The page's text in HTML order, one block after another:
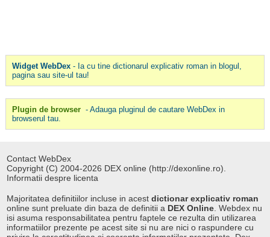
Widget WebDex- Ia cu tine dictionarul explicativ roman in blogul,
pagina sau site-ul tau!
Plugin de browser - Adauga pluginul de cautare WebDex in
browserul tau.
Contact WebDex
Copyright (C) 2004-2026 DEX online (http://dexonline.ro).
Informatii despre licenta
Majoritatea definitiilor incluse in acestdictionar explicativ roman
online sunt preluate din baza de definitii a DEX Online . Webdex nu
isi asuma responsabilitatea pentru faptele ce rezulta din utilizarea
informatiilor prezente pe acest site si nu are nici o raspundere cu